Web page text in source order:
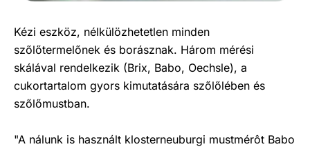
Kézi eszköz, nélkülözhetetlen minden
szőlőtermelőnek és borásznak. Három mérési
skálával rendelkezik (Brix, Babo, Oechsle), a
cukortartalom gyors kimutatására szőlőlében és
szőlőmustban.
"A nálunk is használt klosterneuburgi mustmérôt Babo